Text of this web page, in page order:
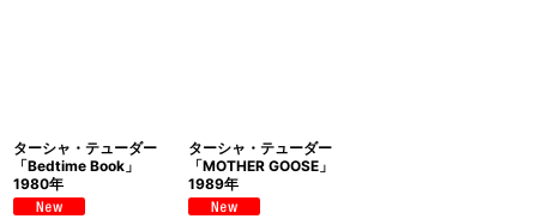
ターシャ・テューダー
「Bedtime Book」
1980年
ターシャ・テューダー
「MOTHER GOOSE」
1989年